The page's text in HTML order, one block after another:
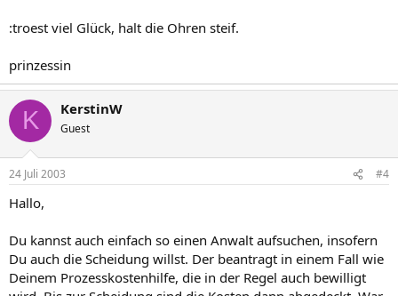
:troest viel Glück, halt die Ohren steif.
prinzessin
K KerstinW
Guest
24 Juli 2003 #4
Hallo,
Du kannst auch einfach so einen Anwalt aufsuchen, insofern
Du auch die Scheidung willst. Der beantragt in einem Fall wie
Deinem Prozesskostenhilfe, die in der Regel auch bewilligt